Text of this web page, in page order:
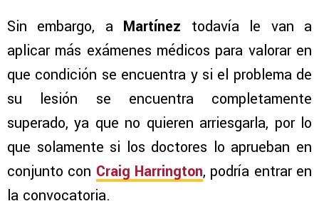
Sin embargo, a Martínez todavía le van a
aplicar más exámenes médicos para valorar en
que condición se encuentra y si el problema de
su lesión se encuentra completamente
superado, ya que no quieren arriesgarla, por lo
que solamente si los doctores lo aprueban en
conjunto con Craig Harrington, podría entrar en
la convocatoria.